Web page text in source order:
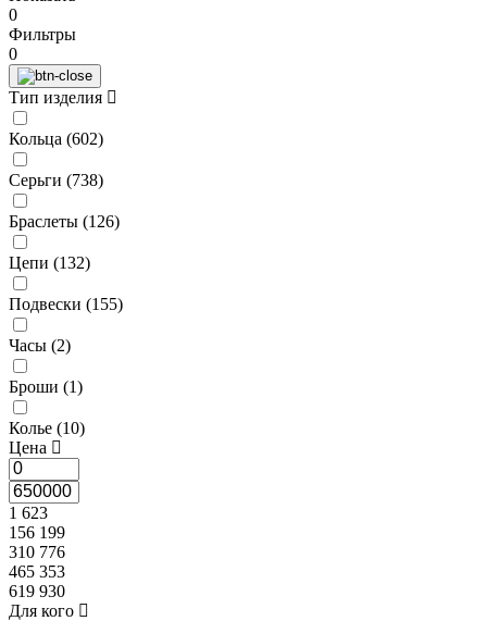
0
Фильтры
0
Тип изделия
Кольца (602)
Серьги (738)
Браслеты (126)
Цепи (132)
Подвески (155)
Часы (2)
Броши (1)
Колье (10)
Цена
1 623
156 199
310 776
465 353
619 930
Для кого